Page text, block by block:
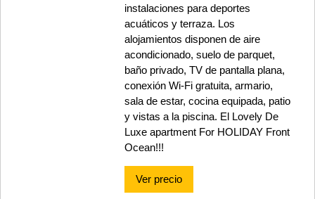
instalaciones para deportes
acuáticos y terraza. Los
alojamientos disponen de aire
acondicionado, suelo de parquet,
baño privado, TV de pantalla plana,
conexión Wi-Fi gratuita, armario,
sala de estar, cocina equipada, patio
y vistas a la piscina. El Lovely De
Luxe apartment For HOLIDAY Front
Ocean!!!
Ver precio